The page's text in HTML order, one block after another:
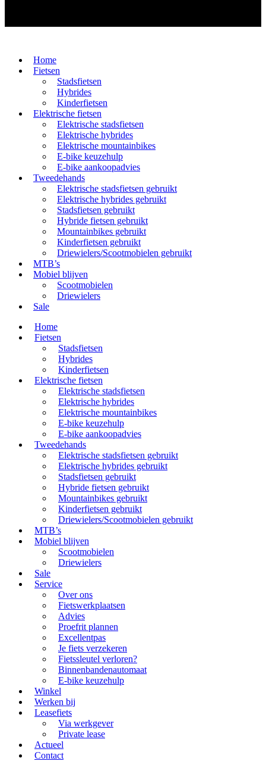
Home
Fietsen
Stadsfietsen
Hybrides
Kinderfietsen
Elektrische fietsen
Elektrische stadsfietsen
Elektrische hybrides
Elektrische mountainbikes
E-bike keuzehulp
E-bike aankoopadvies
Tweedehands
Elektrische stadsfietsen gebruikt
Elektrische hybrides gebruikt
Stadsfietsen gebruikt
Hybride fietsen gebruikt
Mountainbikes gebruikt
Kinderfietsen gebruikt
Driewielers/Scootmobielen gebruikt
MTB’s
Mobiel blijven
Scootmobielen
Driewielers
Sale
Home
Fietsen
Stadsfietsen
Hybrides
Kinderfietsen
Elektrische fietsen
Elektrische stadsfietsen
Elektrische hybrides
Elektrische mountainbikes
E-bike keuzehulp
E-bike aankoopadvies
Tweedehands
Elektrische stadsfietsen gebruikt
Elektrische hybrides gebruikt
Stadsfietsen gebruikt
Hybride fietsen gebruikt
Mountainbikes gebruikt
Kinderfietsen gebruikt
Driewielers/Scootmobielen gebruikt
MTB’s
Mobiel blijven
Scootmobielen
Driewielers
Sale
Service
Over ons
Fietswerkplaatsen
Advies
Proefrit plannen
Excellentpas
Je fiets verzekeren
Fietssleutel verloren?
Binnenbandenautomaat
E-bike keuzehulp
Winkel
Werken bij
Leasefiets
Via werkgever
Private lease
Actueel
Contact